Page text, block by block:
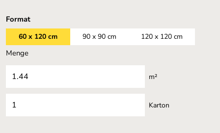
Formatauswählen
60 x 120 cm 90 x 90 cm 120 x 120 cm
Menge
m²
Karton